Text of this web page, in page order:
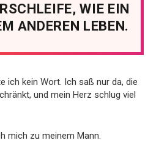
WIE EIN
ANDEREN LEBEN.
ich kein Wort. Ich saß nur da, die
und mein Herz schlug viel
mich zu meinem Mann.